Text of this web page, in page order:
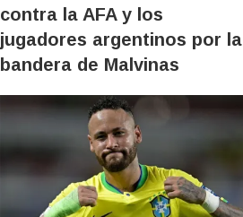
contra la AFA y los
jugadores argentinos por la
bandera de Malvinas